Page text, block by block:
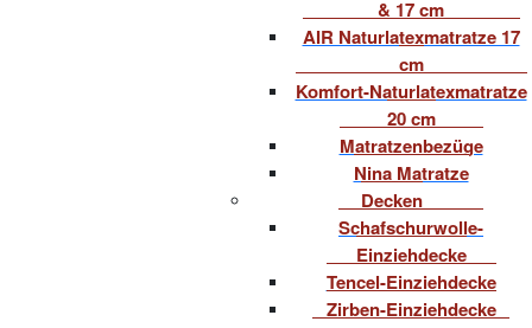
& 17 cm
AIR Naturlatexmatratze 17
cm
Komfort-Naturlatexmatratze
20 cm
Matratzenbezüge
Nina Matratze
Decken
Schafschurwolle-
Einziehdecke
Tencel-Einziehdecke
Zirben-Einziehdecke